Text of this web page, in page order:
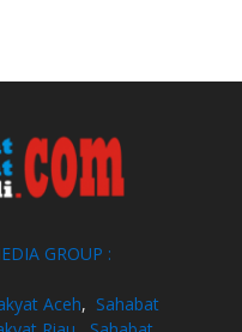
GROUP :
Aceh, Sahabat